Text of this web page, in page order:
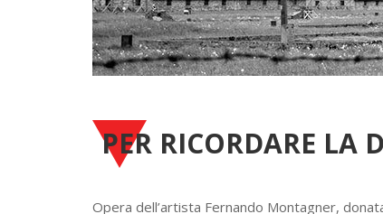
PER RICORDARE LA
Opera dell’artista Fernando Montagner,